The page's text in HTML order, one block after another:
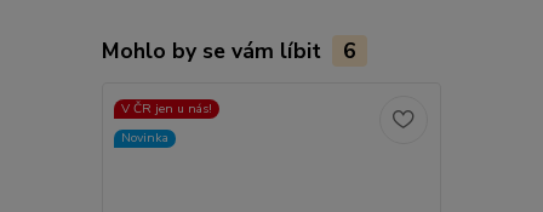
Mohlo by se vám líbit 6
V ČR jen u nás!
Novinka